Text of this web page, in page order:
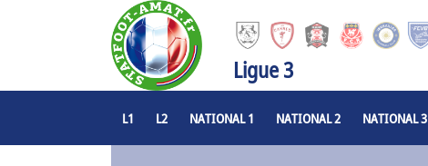
Ligue 3
L1 L2 NATIONAL 1 NATIONAL 2 NATIONAL 3